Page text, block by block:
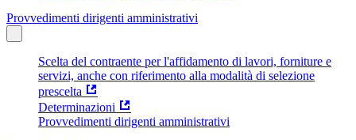
Provvedimenti dirigenti amministrativi
Scelta del contraente per l'affidamento di lavori, forniture e
servizi, anche con riferimento alla modalità di selezione
prescelta
Determinazioni
Provvedimenti dirigenti amministrativi